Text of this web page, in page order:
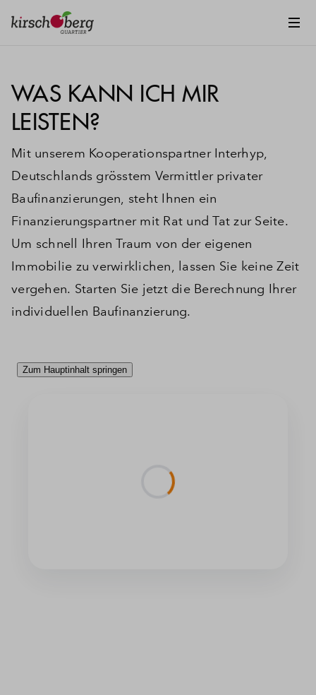
WAS KANN ICH MIR
LEISTEN?
Mit unserem Kooperationspartner Interhyp,
Deutschlands grösstem Vermittler privater
Baufinanzierungen, steht Ihnen ein
Finanzierungspartner mit Rat und Tat zur Seite.
Um schnell Ihren Traum von der eigenen
Immobilie zu verwirklichen, lassen Sie keine Zeit
vergehen. Starten Sie jetzt die Berechnung Ihrer
individuellen Baufinanzierung.